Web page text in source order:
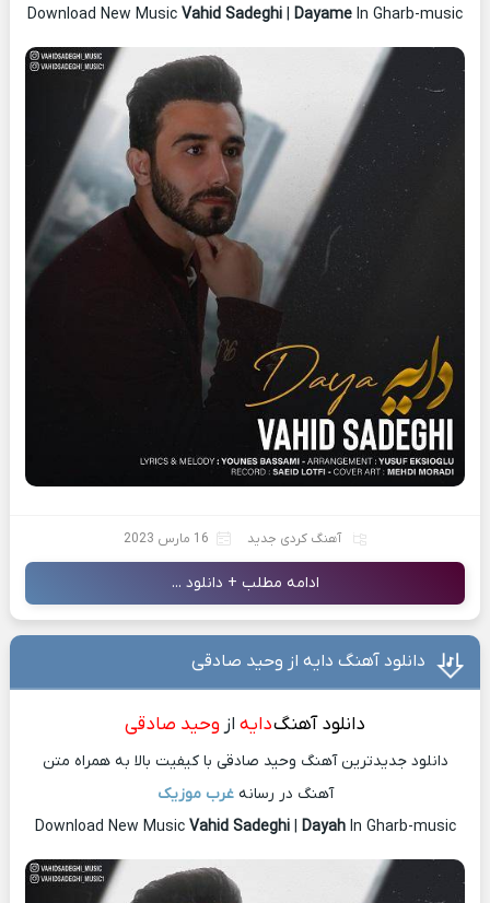
Download New Music Vahid Sadeghi | Dayame In Gharb-music
آهنگ کردی جدید 16 مارس 2023
ادامه مطلب + دانلود ...
دانلود آهنگ دایه از وحید صادقی
دانلود آهنگدایه از وحید صادقی
دانلود جدیدترین آهنگ وحید صادقی با کیفیت بالا به همراه متن
آهنگ در رسانهغرب موزیک
Download New Music Vahid Sadeghi| DayahIn Gharb-music